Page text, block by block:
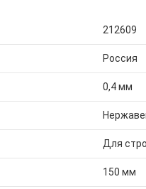
212609
Россия
0,4 мм
Для
150 мм